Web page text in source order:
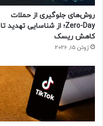
روش‌های جلوگیری از حملات
Zero-Day؛ از شناسایی تهدید تا
کاهش ریسک
ژوئن 15, 2026